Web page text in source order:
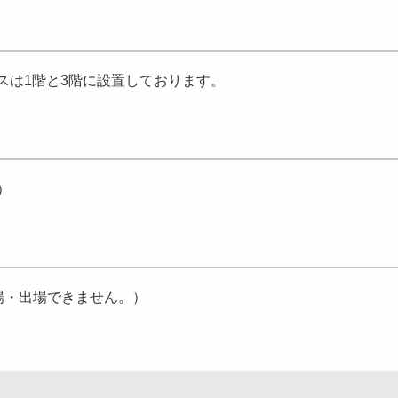
1階と3階に設置しております。
・出場できません。）